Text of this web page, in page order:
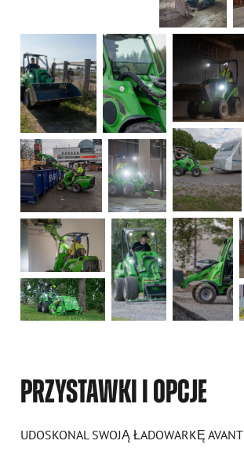
PRZYSTAWKI I OPCJE
UDOSKONAL SWOJĄ ŁADOWARKĘ AVANT